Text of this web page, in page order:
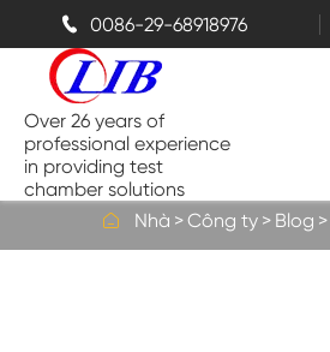
 0086-29-68918976
Over 26 years of
professional experience
in providing test
chamber solutions
 Nhà Công ty Blog